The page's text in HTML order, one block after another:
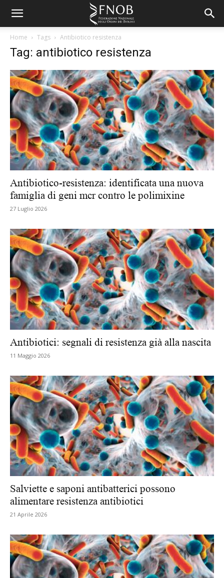
Home Tags Antibiotico resistenza
Tag: antibiotico resistenza
Antibiotico-resistenza: identificata una nuova
famiglia di geni mcr contro le polimixine
27 Luglio 2026
Antibiotici: segnali di resistenza già alla nascita
11 Maggio 2026
Salviette e saponi antibatterici possono
alimentare resistenza antibiotici
21 Aprile 2026